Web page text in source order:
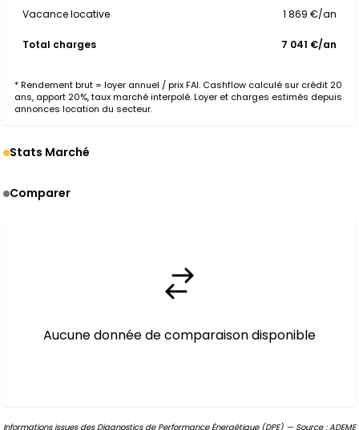
Vacance locative 1 869 €/an
Total charges 7 041 €/an
* Rendement brut = loyer annuel / prix FAI. Cashflow calculé sur crédit 20
ans, apport 20%, taux marché interpolé. Loyer et charges estimés depuis
annonces location du secteur.
Stats Marché
Comparer
Aucune donnée de comparaison disponible
Informations issues des Diagnostics de Performance Énergétique (DPE) — Source : ADEME